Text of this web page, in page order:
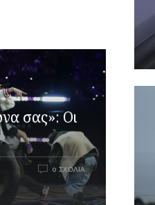
σας»: Οι
0 ΣΧΌΛΙΑ